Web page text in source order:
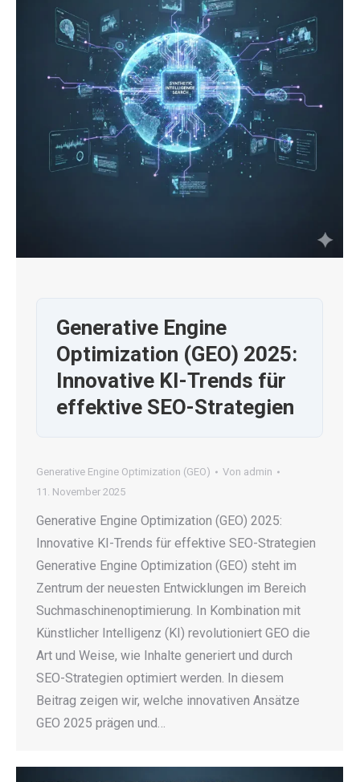
Generative Engine
Optimization (GEO) 2025:
Innovative KI-Trends für
effektive SEO-Strategien
Generative Engine Optimization (GEO) Von admin
11. November 2025
Generative Engine Optimization (GEO) 2025:
Innovative KI-Trends für effektive SEO-Strategien
Generative Engine Optimization (GEO) steht im
Zentrum der neuesten Entwicklungen im Bereich
Suchmaschinenoptimierung. In Kombination mit
Künstlicher Intelligenz (KI) revolutioniert GEO die
Art und Weise, wie Inhalte generiert und durch
SEO-Strategien optimiert werden. In diesem
Beitrag zeigen wir, welche innovativen Ansätze
GEO 2025 prägen und…